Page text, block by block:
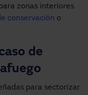
zonas interiores
conservación o
de
para sectorizar